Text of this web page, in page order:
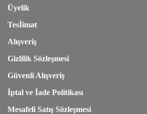
Üyelik
Tesİimat
Alışveriş
Gizlilik Sözleşmesi
Güvenli Alışveriş
İptal ve İade Politikası
Mesafeli Satış Sözleşmesi